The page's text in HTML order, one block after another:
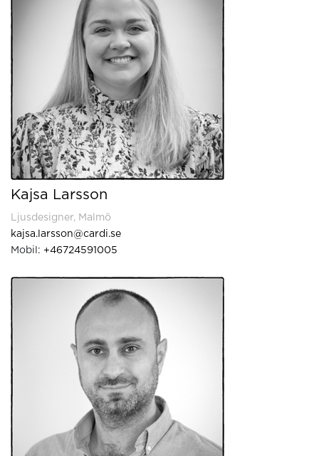
Kajsa Larsson
Ljusdesigner, Malmö
kajsa.larsson@cardi.se
Mobil: +46724591005